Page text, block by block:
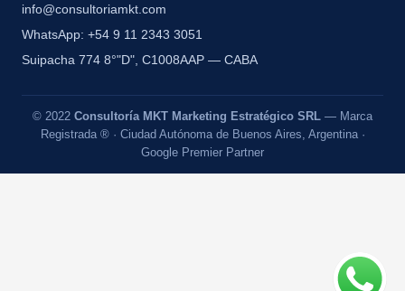
info@consultoriamkt.com
WhatsApp: +54 9 11 2343 3051
Suipacha 774 8°"D", C1008AAP — CABA
© 2022 Consultoría MKT Marketing Estratégico SRL — Marca
Registrada ® · Ciudad Autónoma de Buenos Aires, Argentina ·
Google Premier Partner